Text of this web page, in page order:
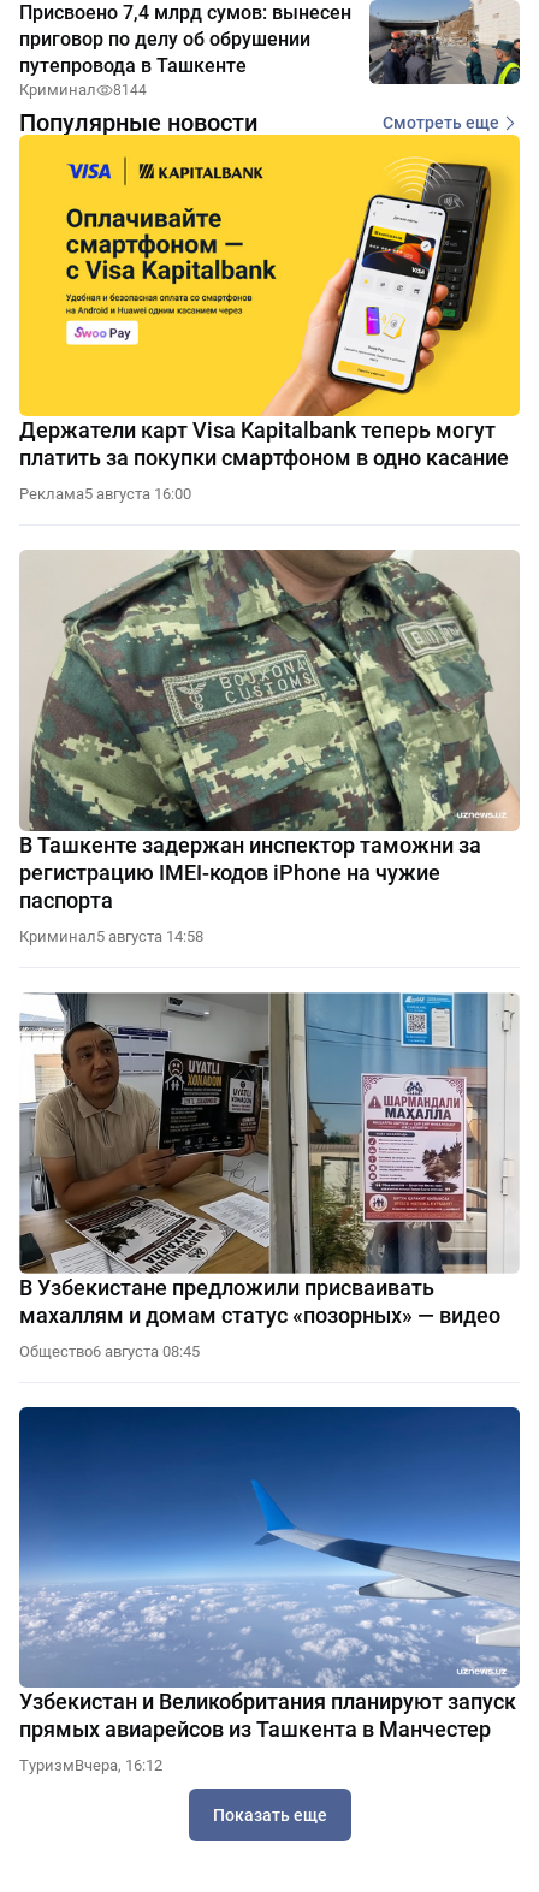
Присвоено 7,4 млрд сумов: вынесен
приговор по делу об обрушении
путепровода в Ташкенте
Криминал 8144
Популярные новости Смотреть еще
Держатели карт Visa Kapitalbank теперь могут
платить за покупки смартфоном в одно касание
Реклама5 августа 16:00
В Ташкенте задержан инспектор таможни за
регистрацию IMEI-кодов iPhone на чужие
паспорта
Криминал5 августа 14:58
В Узбекистане предложили присваивать
махаллям и домам статус «позорных» — видео
Общество6 августа 08:45
Узбекистан и Великобритания планируют запуск
прямых авиарейсов из Ташкента в Манчестер
ТуризмВчера, 16:12
Показать еще